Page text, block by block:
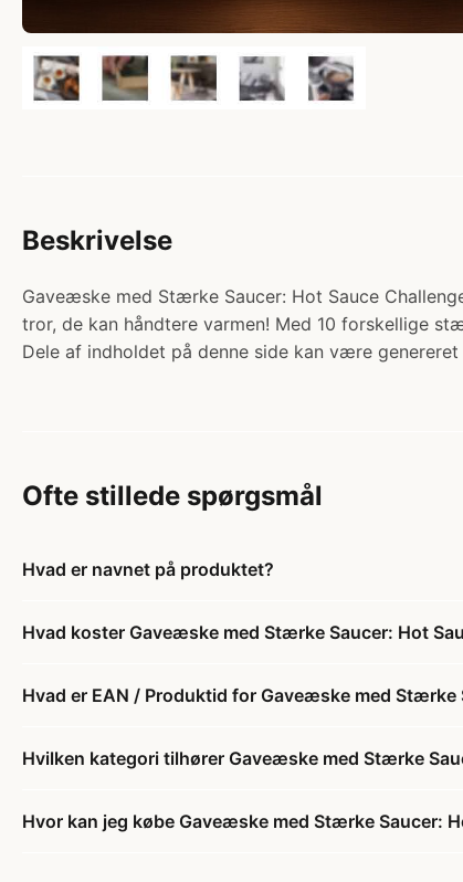
Beskrivelse
Gaveæske med Stærke Saucer: Hot Sauce
tror, de kan håndtere varmen! Med 10 forskellige
Dele af indholdet på denne side kan være
Ofte stillede spørgsmål
Hvad er navnet på produktet?
Hvad koster Gaveæske med Stærke Saucer: Hot
Hvad er EAN / Produktid for Gaveæske med
Hvilken kategori tilhører Gaveæske med Stærke
Hvor kan jeg købe Gaveæske med Stærke Saucer: